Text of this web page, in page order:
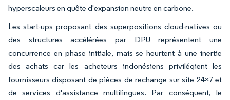
hyperscaleurs en quête d'expansion neutre en carbone.
Les start-ups proposant des superpositions cloud-natives ou
des structures accélérées par DPU représentent une
concurrence en phase initiale, mais se heurtent à une inertie
des achats car les acheteurs indonésiens privilégient les
fournisseurs disposant de pièces de rechange sur site 24×7 et
de services d'assistance multilingues. Par conséquent, le